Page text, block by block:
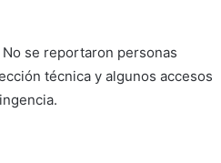
se reportaron personas
técnica y algunos accesos